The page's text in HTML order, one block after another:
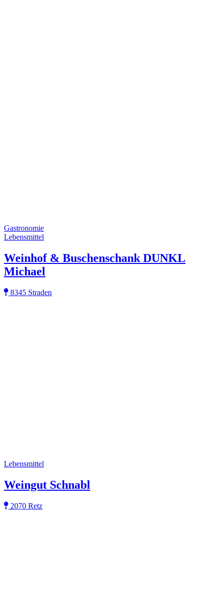
Gastronomie
Lebensmittel
Weinhof & Buschenschank DUNKL
Michael
8345 Straden
Lebensmittel
Weingut Schnabl
2070 Retz